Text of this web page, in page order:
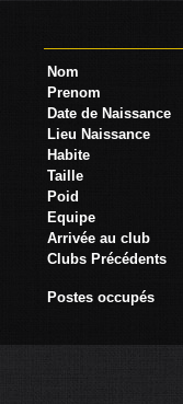
Nom
Prenom
Date de Naissance
Lieu Naissance
Habite
Taille
Poid
Equipe
Arrivée au club
Clubs Précédents
Postes occupés